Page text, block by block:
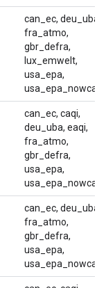
can_ec, deu_uba,
fra_atmo,
gbr_defra,
lux_emwelt,
usa_epa,
usa_epa_nowcast
can_ec, caqi,
deu_uba, eaqi,
fra_atmo,
gbr_defra,
usa_epa,
usa_epa_nowcast
can_ec, deu_uba,
fra_atmo,
gbr_defra,
usa_epa,
usa_epa_nowcast